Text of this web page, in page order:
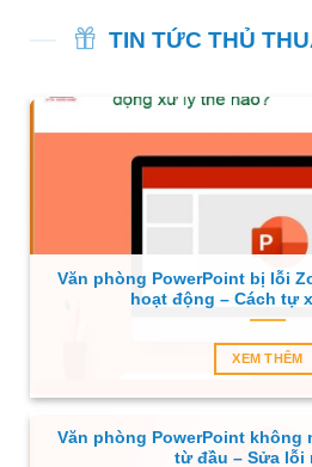
TIN TỨC THỦ
Văn phòng PowerPoint bị lỗi
hoạt động – Cách tự
XEM THÊM
Văn phòng PowerPoint không
từ đầu – Sửa lỗi